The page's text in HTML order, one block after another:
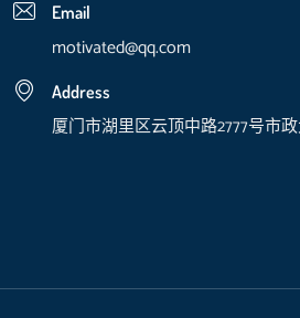
Email
motivated@qq.com
Address
厦门市湖里区云顶中路2777号市